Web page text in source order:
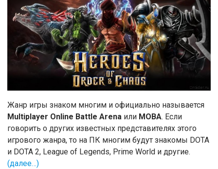
Жанр игры знаком многим и официально называется
Multiplayer Online Battle Arena или MOBA. Если
говорить о других известных представителях этого
игрового жанра, то на ПК многим будут знакомы DOTA
и DOTA 2, League of Legends, Prime World и другие.
(далее…)